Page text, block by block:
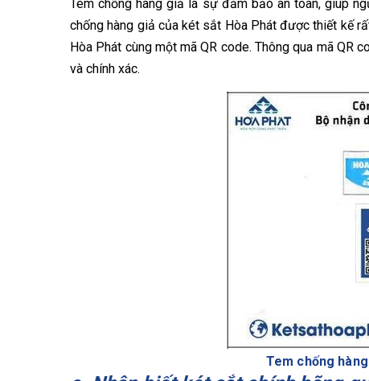
Tem chống hàng giả là sự đảm bảo an toàn, giúp
chống hàng giả của két sắt Hòa Phát được thiết kế
Hòa Phát cùng một mã QR code. Thông qua mã QR
và chính xác.
Tem chống